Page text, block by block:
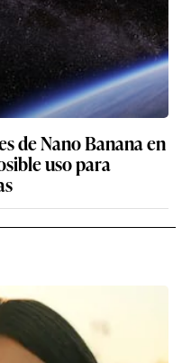
de Nano Banana en
uso para